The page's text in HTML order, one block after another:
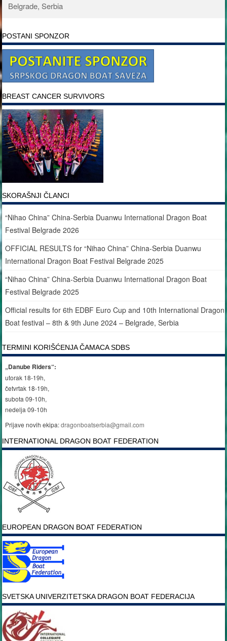
Belgrade, Serbia
POSTANI SPONZOR
BREAST CANCER SURVIVORS
SKORAŠNJI ČLANCI
“Nihao China” China-Serbia Duanwu International Dragon Boat
Festival Belgrade 2026
OFFICIAL RESULTS for “Nihao China” China-Serbia Duanwu
International Dragon Boat Festival Belgrade 2025
“Nihao China” China-Serbia Duanwu International Dragon Boat
Festival Belgrade 2025
Official results for 6th EDBF Euro Cup and 10th International Dragon
Boat festival – 8th & 9th June 2024 – Belgrade, Serbia
TERMINI KORIŠĆENJA ČAMACA SDBS
„Danube Riders“:
utorak 18-19h,
četvrtak 18-19h,
subota 09-10h,
nedelja 09-10h
Prijave novih ekipa:dragonboatserbia@gmail.com
INTERNATIONAL DRAGON BOAT FEDERATION
EUROPEAN DRAGON BOAT FEDERATION
SVETSKA UNIVERZITETSKA DRAGON BOAT FEDERACIJA